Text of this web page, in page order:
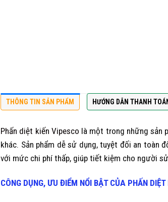
THÔNG TIN SẢN PHẨM HƯỚNG DẪN THANH
Phấn diệt kiến Vipesco là một trong những sản
khác. Sản phẩm dễ sử dụng, tuyệt đối an toàn
với mức chi phí thấp, giúp tiết kiệm cho người
CÔNG DỤNG, ƯU ĐIỂM NỔI BẬT CỦA PHẤN DIỆT